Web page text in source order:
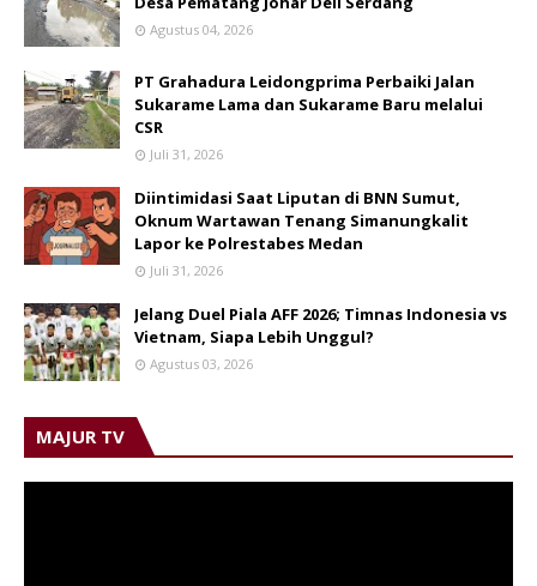
Agustus 04, 2026
PT Grahadura Leidongprima Perbaiki Jalan
Sukarame Lama dan Sukarame Baru melalui
CSR
Juli 31, 2026
Diintimidasi Saat Liputan di BNN Sumut,
Oknum Wartawan Tenang Simanungkalit
Lapor ke Polrestabes Medan
Juli 31, 2026
Jelang Duel Piala AFF 2026; Timnas Indonesia vs
Vietnam, Siapa Lebih Unggul?
Agustus 03, 2026
MAJUR TV